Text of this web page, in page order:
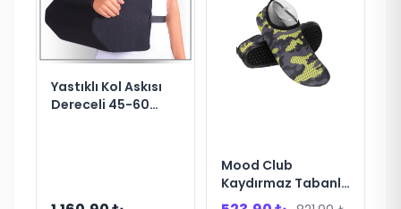
Yastıklı Kol Askısı
Dereceli 45-60
Mood Club
Kaydırmaz Tabanlı
Havuz Deniz